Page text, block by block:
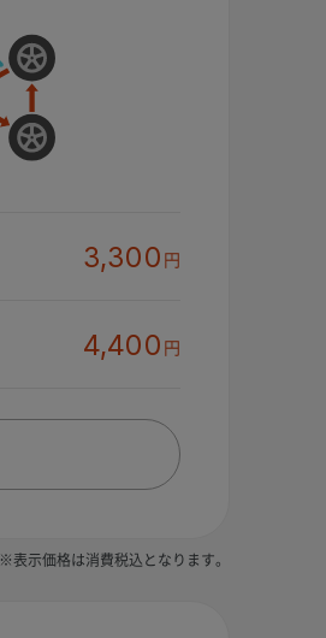
3,300 円
4,400 円
※表示価格は消費税込となります。